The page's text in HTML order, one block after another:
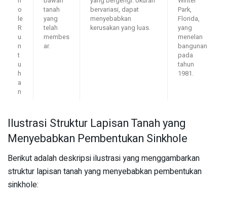
o
le
R
u
n
t
u
h
a
n
tanah
yang
telah
membes
ar.
bervariasi, dapat
menyebabkan
kerusakan yang luas.
Park,
Florida,
yang
menelan
bangunan
pada
tahun
1981.
Ilustrasi Struktur Lapisan Tanah yang
Menyebabkan Pembentukan Sinkhole
Berikut adalah deskripsi ilustrasi yang menggambarkan
struktur lapisan tanah yang menyebabkan pembentukan
sinkhole: